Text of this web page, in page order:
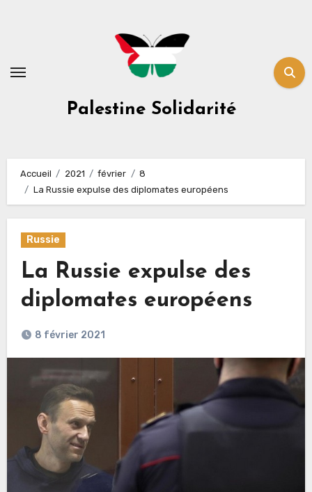
Palestine Solidarité
Accueil 2021 février
8
La Russie expulse des diplomates européens
Russie
La Russie expulse des
diplomates européens
8 février 2021